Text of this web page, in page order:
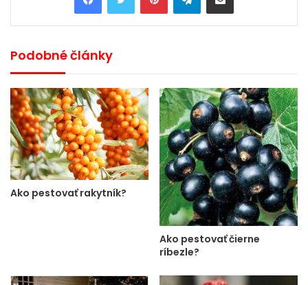
Podobné články
Ako pestovať rakytník?
Ako pestovať čierne
ríbezle?